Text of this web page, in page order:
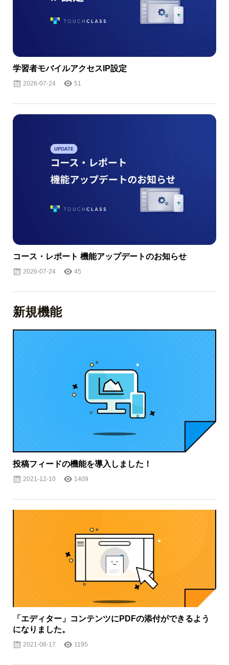
学習者モバイルアクセスIP設定
2026-07-24 51
コース・レポート 機能アップデートのお知らせ
2026-07-24 45
新規機能
投稿フィードの機能を導入しました！
2021-12-10 1409
「エディター」コンテンツにPDFの添付ができるよう
になりました。
2021-08-17 1195